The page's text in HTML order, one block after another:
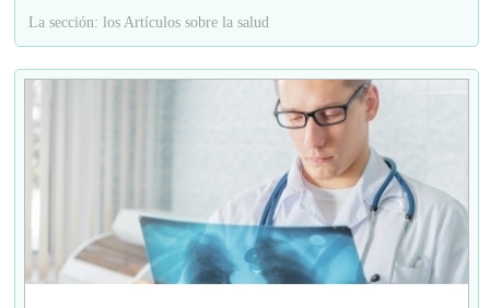
La sección: los Artículos sobre la salud